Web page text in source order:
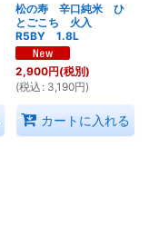
松の寿 辛口純米 ひ
とごこち 火入
R5BY 1.8L
2,900円(税別)
(税込 : 3,190円)
カートに入れる